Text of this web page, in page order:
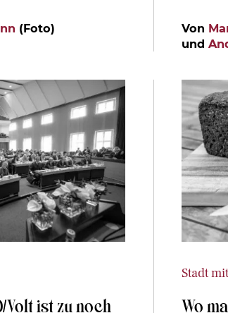
(Foto) Von
und
Volt ist zu noch
Stadt
Wo